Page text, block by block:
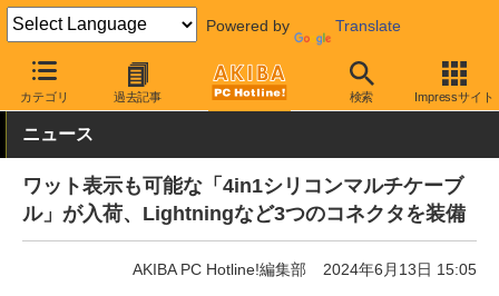
Powered by Translate
カテゴリ 過去記事 検索 Impressサイト
AKIBA PC Hotline! PC周辺機器 ケーブル USB Type-Cケーブル
ニュース
ワット表示も可能な「4in1シリコンマルチケーブ
ル」が入荷、Lightningなど3つのコネクタを装備
AKIBA PC Hotline!編集部 2024年6月13日 15:05